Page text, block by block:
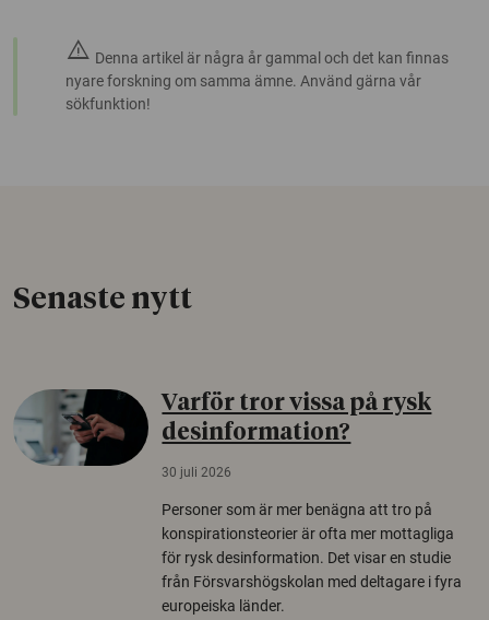
warning Denna artikel är några år gammal och det kan finnas
nyare forskning om samma ämne. Använd gärna vår
sökfunktion!
Senaste nytt
Varför tror vissa på rysk
desinformation?
30 juli 2026
Personer som är mer benägna att tro på
konspirationsteorier är ofta mer mottagliga
för rysk desinformation. Det visar en studie
från Försvarshögskolan med deltagare i fyra
europeiska länder.